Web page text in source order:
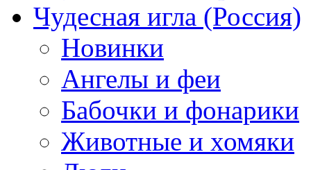
Чудесная игла (Россия)
Новинки
Ангелы и феи
Бабочки и фонарики
Животные и хомяки